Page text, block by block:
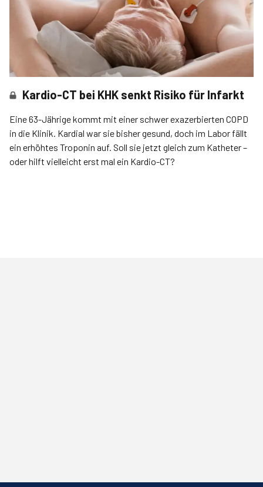
Kardio-CT bei KHK senkt Risiko für Infarkt
Eine 63-Jährige kommt mit einer schwer exazerbierten COPD
in die Klinik. Kardial war sie bisher gesund, doch im Labor fällt
ein erhöhtes Troponin auf. Soll sie jetzt gleich zum Katheter –
oder hilft vielleicht erst mal ein Kardio-CT?